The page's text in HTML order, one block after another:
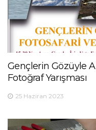
Gençlerin Gözüyle
Fotoğraf Yarışması
25 Haziran 2023